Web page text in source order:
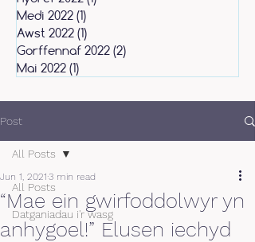
Medi 2022 (1)
Awst 2022 (1)
Gorffennaf 2022 (2)
Mai 2022 (1)
Post
All Posts
Datganiadau i'r wasg
All Posts
“Mae ein gwirfoddolwyr yn
anhygoel!” Elusen iechyd
Jun 1, 2021 3 min read